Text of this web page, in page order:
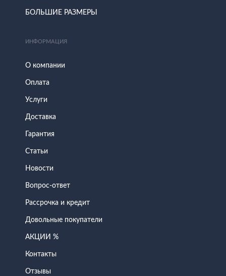
БОЛЬШИЕ РАЗМЕРЫ
ИНФОРМАЦИЯ
О компании
Оплата
Услуги
Доставка
Гарантия
Статьи
Новости
Вопрос-ответ
Рассрочка и кредит
Довольные покупатели
АКЦИИ %
Контакты
Отзывы